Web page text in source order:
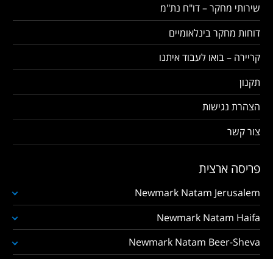
שירותי מחקר – דו"ח נת"מ
דוחות מחקר בינלאומיים
קריירה – בואו לעבוד איתנו
תקנון
הצהרת נגישות
צור קשר
פריסה ארצית
Newmark Natam Jerusalem
Newmark Natam Haifa
Newmark Natam Beer-Sheva